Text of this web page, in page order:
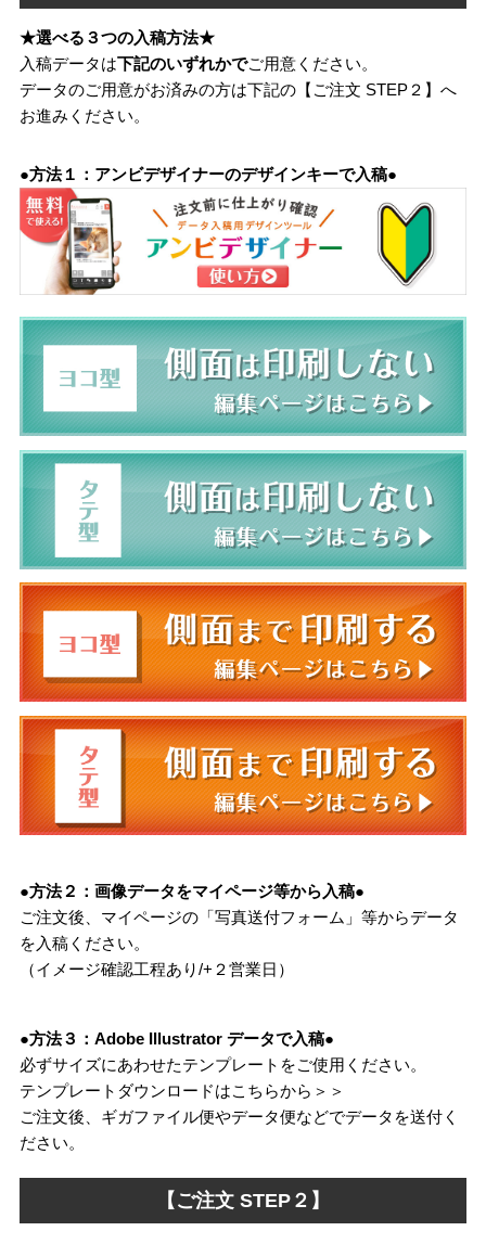
★選べる３つの入稿方法★
入稿データは下記のいずれかでご用意ください。
データのご用意がお済みの方は下記の【ご注文 STEP２】へ
お進みください。
●方法１：アンビデザイナーのデザインキーで入稿●
●方法２：画像データをマイページ等から入稿●
ご注文後、マイページの「写真送付フォーム」等からデータ
を入稿ください。
（イメージ確認工程あり/+２営業日）
●方法３：Adobe Illustrator データで入稿●
必ずサイズにあわせたテンプレートをご使用ください。
テンプレートダウンロードはこちらから＞＞
ご注文後、ギガファイル便やデータ便などでデータを送付く
ださい。
【ご注文 STEP２】